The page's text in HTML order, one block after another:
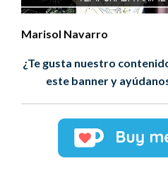
Marisol Navarro
¿Te gusta nuestro
este banner y